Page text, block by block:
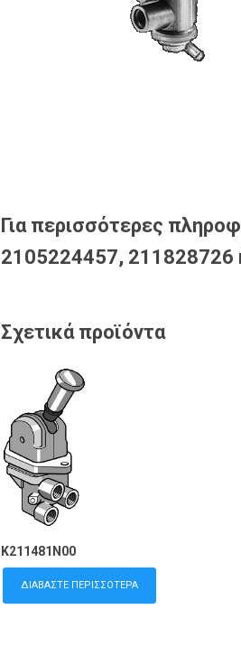
Για περισσότερες
2105224457, 211828726
Σχετικά προϊόντα
K211481N00
ΔΙΑΒΆΣΤΕ ΠΕΡΙΣΣΌΤΕΡΑ